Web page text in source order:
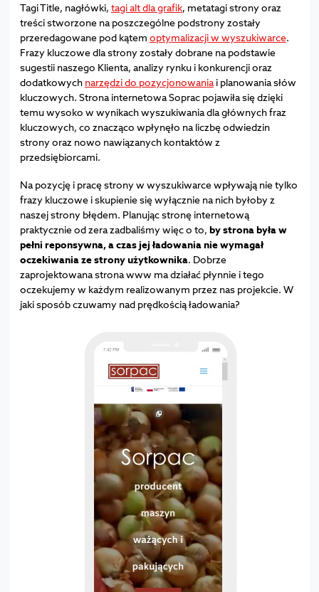
Tagi Title, nagłówki, tagi alt dla grafik, metatagi strony oraz
treści stworzone na poszczególne podstrony zostały
przeredagowane pod kątem optymalizacji w wyszukiwarce.
Frazy kluczowe dla strony zostały dobrane na podstawie
sugestii naszego Klienta, analizy rynku i konkurencji oraz
dodatkowych narzędzi do pozycjonowaniai planowania słów
kluczowych. Strona internetowa Soprac pojawiła się dzięki
temu wysoko w wynikach wyszukiwania dla głównych fraz
kluczowych, co znacząco wpłynęło na liczbę odwiedzin
strony oraz nowo nawiązanych kontaktów z
przedsiębiorcami.
Na pozycję i pracę strony w wyszukiwarce wpływają nie tylko
frazy kluczowe i skupienie się wyłącznie na nich byłoby z
naszej strony błędem. Planując stronę internetową
praktycznie od zera zadbaliśmy więc o to, by strona była w
pełni reponsywna, a czas jej ładowania nie wymagał
oczekiwania ze strony użytkownika. Dobrze
zaprojektowana strona www ma działać płynnie i tego
oczekujemy w każdym realizowanym przez nas projekcie. W
jaki sposób czuwamy nad prędkością ładowania?